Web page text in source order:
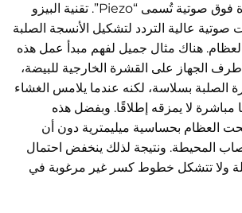
الرضّية مكانها لأجهزة فوق صوتية تُسمى “Piezo”. تقنية البيزو
صوتية عالية التردد لتشكيل الأنسجة الصلبة
هناك مثال جميل لفهم مبدأ عمل هذه
طرف الجهاز على القشرة الخارجية للبيضة،
الصلبة بسلاسة، لكنه عندما يلامس الغشاء
مباشرة لا يمزقه إطلاقًا. وبفضل هذه
تُنحت العظام بحساسية ميليمترية دون أن
المحيطة. ونتيجة لذلك ينخفض احتمال
ولا تتشكل خطوط كسر غير مرغوبة في